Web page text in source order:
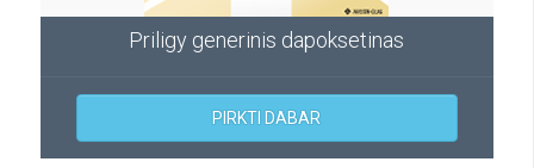
Priligy generinis dapoksetinas
PIRKTI DABAR